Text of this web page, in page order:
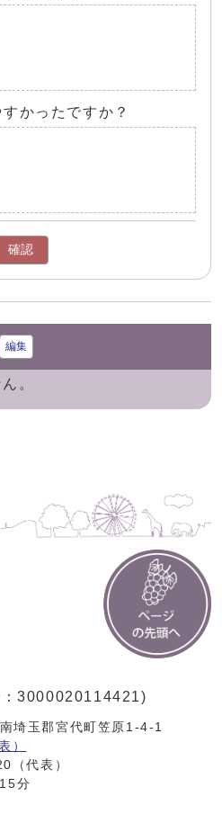
かったですか？
確認
編集
。
：3000020114421)
埼玉郡宮代町笠原1-4-1
）
（代表）
分